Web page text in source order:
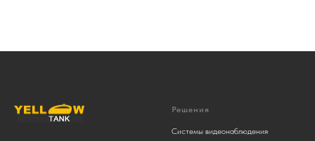
Решения
Системы видеонаблюдения